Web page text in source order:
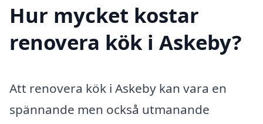
Hur mycket kostar
renovera kök i Askeby?
Att renovera kök i Askeby kan vara en
spännande men också utmanande